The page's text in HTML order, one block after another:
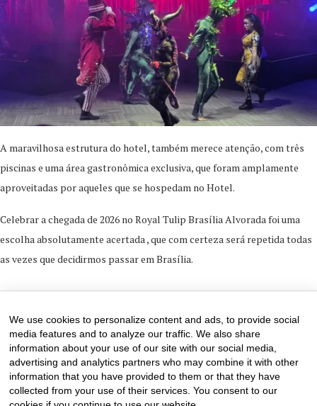
A maravilhosa estrutura do hotel, também merece atenção, com três
piscinas e uma área gastronômica exclusiva, que foram amplamente
aproveitadas por aqueles que se hospedam no Hotel.
Celebrar a chegada de 2026 no Royal Tulip Brasília Alvorada foi uma
escolha absolutamente acertada , que com certeza será repetida todas
as vezes que decidirmos passar em Brasília.
We use cookies to personalize content and ads, to provide social
media features and to analyze our traffic. We also share
information about your use of our site with our social media,
advertising and analytics partners who may combine it with other
information that you have provided to them or that they have
collected from your use of their services. You consent to our